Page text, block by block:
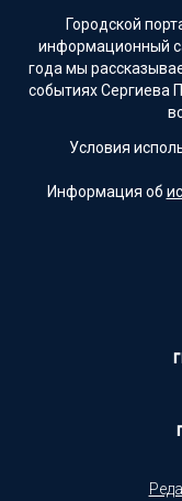
Городской
информационный
года мы
событиях Сергиева
Условия
Информация об